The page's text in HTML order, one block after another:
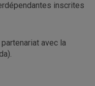
inscrites
avec la